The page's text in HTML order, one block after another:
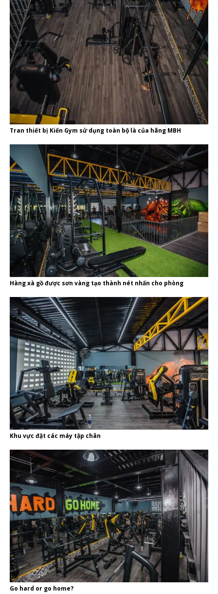
Tran thiết bị Kiến Gym sử dụng toàn bộ là của hãng MBH
Hàng xà gồ được sơn vàng tạo thành nét nhấn cho phòng
Khu vực đặt các máy tập chân
Go hard or go home?